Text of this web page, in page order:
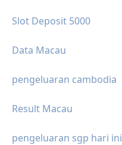
Slot Deposit 5000
Data Macau
pengeluaran cambodia
Result Macau
pengeluaran sgp hari ini